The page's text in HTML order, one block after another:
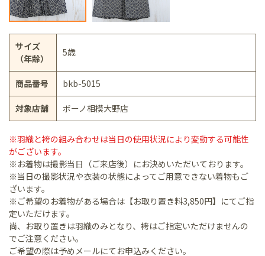
サイズ
（年齢）
5歳
商品番号 bkb-5015
対象店舗 ボーノ相模大野店
※羽織と袴の組み合わせは当日の使用状況により変動する可能性
がございます。
※お着物は撮影当日（ご来店後）にお決めいただいております。
※当日の撮影状況や衣装の状態によってご用意できない着物もご
ざいます。
※ご希望のお着物がある場合は【お取り置き料3,850円】にてご指
定いただけます。
尚、お取り置きは羽織のみとなり、袴はご指定いただけませんの
でご注意ください。
ご希望の際は予めメールにてお申込みください。